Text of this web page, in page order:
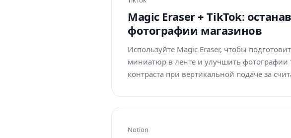
Magic Eraser + TikTok:
фотографии магазинов
Используйте Magic Eraser, чтобы
миниатюр в ленте и улучшить фотографии
контраста при вертикальной подаче за
Notion